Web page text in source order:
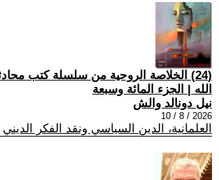
(24) الخلاصة الروحية من سلسلة كتب
الله | الجزء المائة وسبعة
نيل دونالد والش
2026 / 8 / 10
العلمانية، الدين السياسي ونقد الفكر الديني